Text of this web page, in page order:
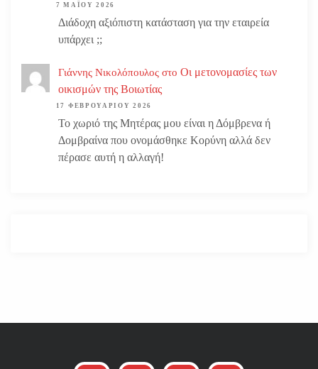
7 ΜΑΪ́ΟΥ 2026
Διάδοχη αξιόπιστη κατάσταση για την εταιρεία
υπάρχει ;;
Γιάννης Νικολόπουλος στο Οι μετονομασίες των
οικισμών της Βοιωτίας
17 ΦΕΒΡΟΥΑΡΊΟΥ 2026
Το χωριό της Μητέρας μου είναι η Δόμβρενα ή
Δομβραίνα που ονομάσθηκε Κορύνη αλλά δεν
πέρασε αυτή η αλλαγή!